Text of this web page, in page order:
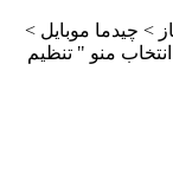
> چیدما موبایل >
منو " تنظیم